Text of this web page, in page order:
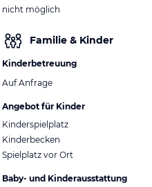
nicht möglich
Familie & Kinder
Kinderbetreuung
Auf Anfrage
Angebot für Kinder
Kinderspielplatz
Kinderbecken
Spielplatz vor Ort
Baby- und Kinderausstattung